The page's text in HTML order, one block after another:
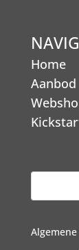
Home
Aanbod